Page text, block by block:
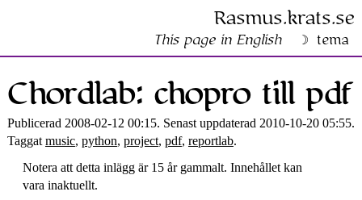
Rasmus​.krats​.se
This page in English tema
Chordlab: chopro till pdf
Publicerad 2008-02-12 00:15. Senast uppdaterad 2010-10-20 05:55.
Taggat music, python, project, pdf, reportlab.
Notera att detta inlägg är 15 år gammalt. Innehållet kan
vara inaktuellt.